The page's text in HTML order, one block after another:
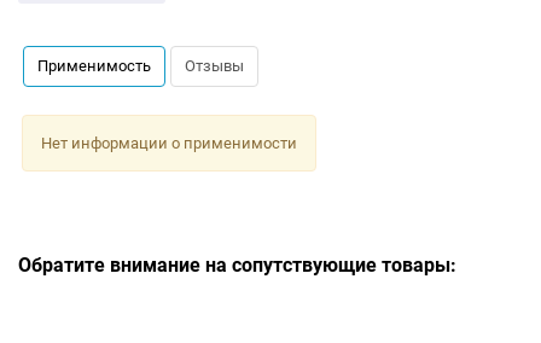
Применимость Отзывы
Нет информации о применимости
Обратите внимание на сопутствующие товары: